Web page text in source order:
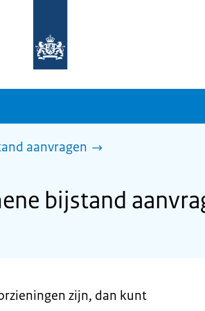
homepage
sdg.rijksoverheid.nl
aanvragen
bijstand
zijn, dan kunt